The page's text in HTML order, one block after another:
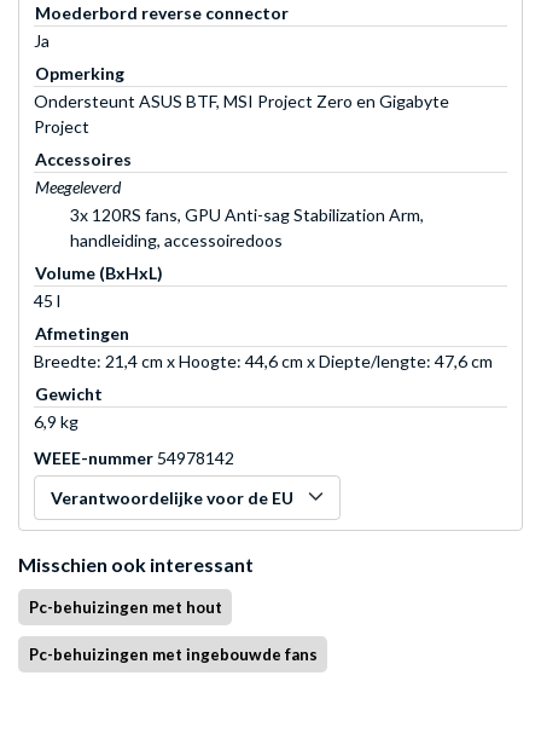
Moederbord reverse connector
Ja
Opmerking
Ondersteunt ASUS BTF, MSI Project Zero en Gigabyte
Project
Accessoires
Meegeleverd
3x 120RS fans, GPU Anti-sag Stabilization Arm,
handleiding, accessoiredoos
Volume (BxHxL)
45 l
Afmetingen
Breedte: 21,4 cm x Hoogte: 44,6 cm x Diepte/lengte: 47,6 cm
Gewicht
6,9 kg
WEEE-nummer 54978142
Verantwoordelijke voor de EU
Misschien ook interessant
Pc-behuizingen met hout
Pc-behuizingen met ingebouwde fans